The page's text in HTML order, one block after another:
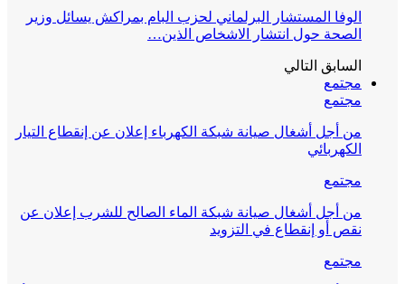
الوفا المستشار البرلماني لحزب البام بمراكش يسائل وزير
الصحة حول انتشار الاشخاص الذين…
السابق التالي
مجتمع
مجتمع
من أجل أشغال صيانة شبكة الكهرباء إعلان عن إنقطاع التيار
الكهربائي
مجتمع
من أجل أشغال صيانة شبكة الماء الصالح للشرب إعلان عن
نقص أو إنقطاع في التزويد
مجتمع